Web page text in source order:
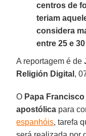
centros de
teriam
considera
entre 25 e
A reportagem é de
Religión Digital ,
O Papa Francisco
apostólica para
espanhóis, tarefa